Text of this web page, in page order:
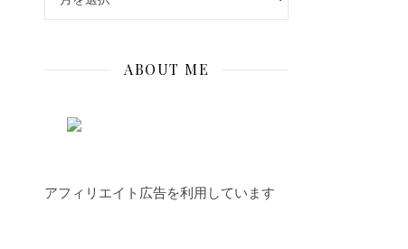
ABOUT ME
アフィリエイト広告を利用しています